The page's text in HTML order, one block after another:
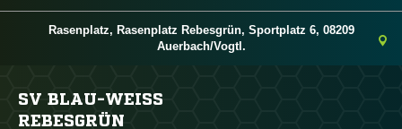
Rasenplatz, Rasenplatz Rebesgrün, Sportplatz 6, 08209
Auerbach/Vogtl.
SV BLAU-WEISS R
EBESGRÜN